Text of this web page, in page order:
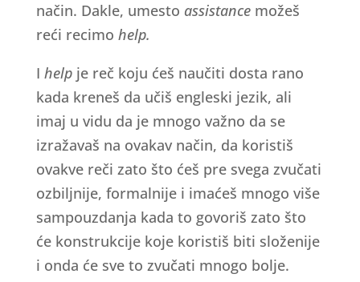
način. Dakle, umesto assistance možeš
reći recimo help.
I help je reč koju ćeš naučiti dosta rano
kada kreneš da učiš engleski jezik, ali
imaj u vidu da je mnogo važno da se
izražavaš na ovakav način, da koristiš
ovakve reči zato što ćeš pre svega zvučati
ozbiljnije, formalnije i imaćeš mnogo više
sampouzdanja kada to govoriš zato što
će konstrukcije koje koristiš biti složenije
i onda će sve to zvučati mnogo bolje.